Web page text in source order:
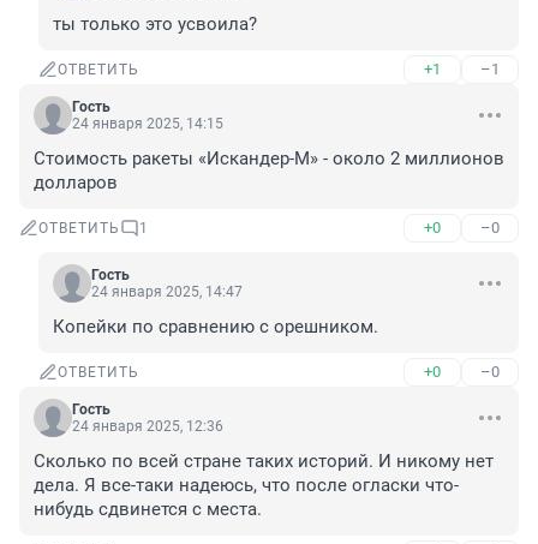
ты только это усвоила?
ОТВЕТИТЬ +1 –1
Гость
24 января 2025, 14:15
Стоимость ракеты «Искандер-М» - около 2 миллионов
долларов
ОТВЕТИТЬ 1 +0 –0
Гость
24 января 2025, 14:47
Копейки по сравнению с орешником.
ОТВЕТИТЬ +0 –0
Гость
24 января 2025, 12:36
Сколько по всей стране таких историй. И никому нет
дела. Я все-таки надеюсь, что после огласки что-
нибудь сдвинется с места.